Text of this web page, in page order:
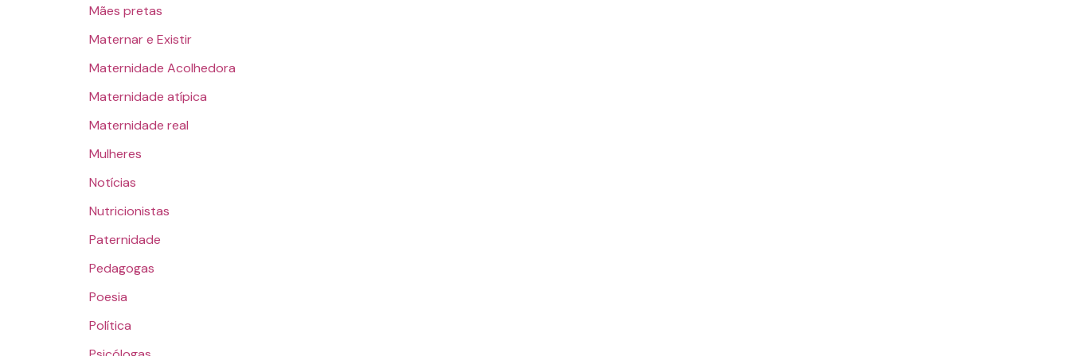
Mães pretas
Maternar e Existir
Maternidade Acolhedora
Maternidade atípica
Maternidade real
Mulheres
Notícias
Nutricionistas
Paternidade
Pedagogas
Poesia
Política